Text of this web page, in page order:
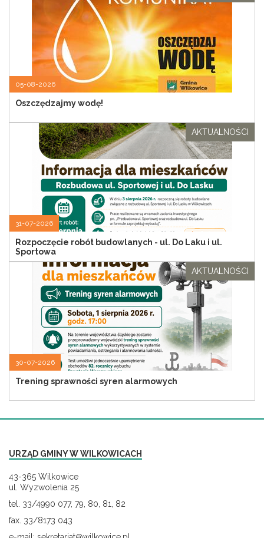
05-08-2026
Oszczędzajmy wodę!
31-07-2026
Rozpoczęcie robót budowlanych - ul. Do Laku i ul.
Sportowa
AKTUALNOŚCI
30-07-2026
Trening sprawności syren alarmowych
AKTUALNOŚCI
URZĄD GMINY W WILKOWICACH
43-365 Wilkowice
ul. Wyzwolenia 25
tel. 33/4990 077, 79, 80, 81, 82
fax. 33/8173 043